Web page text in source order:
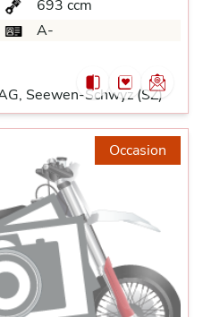
693 ccm
A-
Seewen-Schwyz (SZ)
Occasion